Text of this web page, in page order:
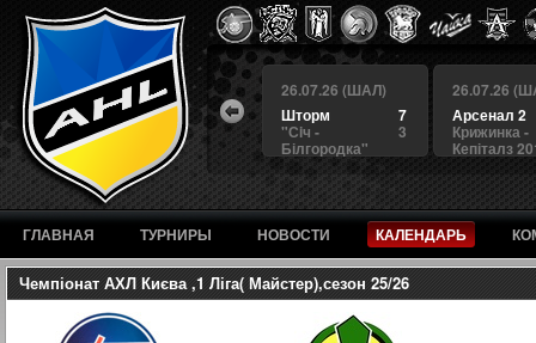
4
4
26.07.26 (ШАЛ)
3
БЕРКУТ
1
Альянс
26.07.26 (ШАЛ)
7
Шторм
3
"Сiч -
Білгородка"
26.07.26
Арсенал 2
Крижинка -
Кепіталз
ГЛАВНАЯ ТУРНИРЫ НОВОСТИ КАЛЕНДАРЬ
Чемпіонат АХЛ Києва ,1 Ліга( Майстер),сезон 25/26